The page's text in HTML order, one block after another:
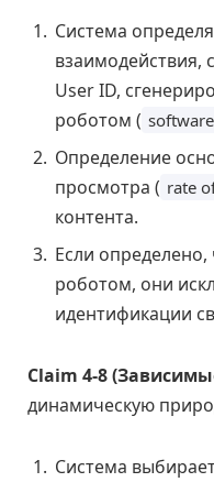
Система
взаимодействия,
User ID,
роботом (
Определение
просмотра ( rate
контента.
Если
роботом, они
идентификации
Claim 4-8
динамическую
Система